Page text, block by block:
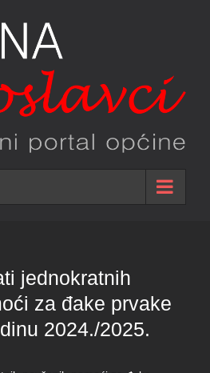
jednokratnih
za đake prvake
2024./2025.